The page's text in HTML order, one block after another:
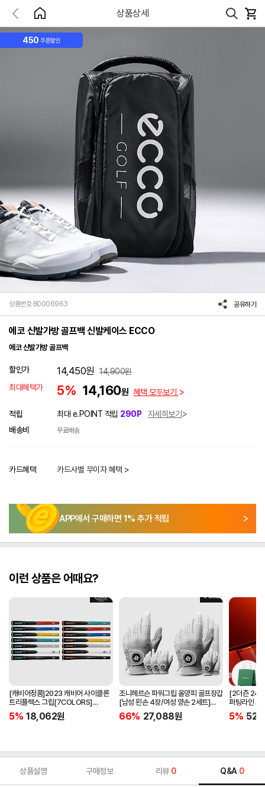
상품상세
450 쿠폰할인
상품번호 B0006963 공유하기
에코 신발가방 골프백 신발케이스 ECCO
에코 신발가방 골프백
할인가 14,450원 14,900원
최대혜택가
5% 14,160원 혜택 모두보기
적립 최대 e.POINT 적립 290P
자세히보기
배송비
무료배송
카드혜택 카드사별 무이자 혜택 >
APP에서 구매하면 1% 추가 적립
이런 상품은 어때요?
[캐비어정품]2023 캐비어 사이클론
트리플렉스 그립[7COLORS]
[라운드][39g/42g/46g/50g]
[R/S 토크]
5% 18,062원
조니헤르슨 파워그립 올양피 골프장갑
[남성 왼손 4장/여성 양손 2세트]
[화이트][케이스포함]
66% 27,088원
[2더즌 24
퍼팅라인 고
골프
5%
상품설명 구매정보 리뷰 0 Q&A 0